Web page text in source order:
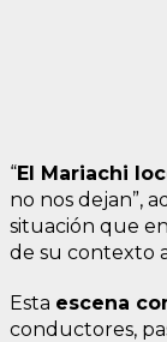
“El Mariachi
no nos dejan”,
situación que
de su contexto
Esta escena
conductores,